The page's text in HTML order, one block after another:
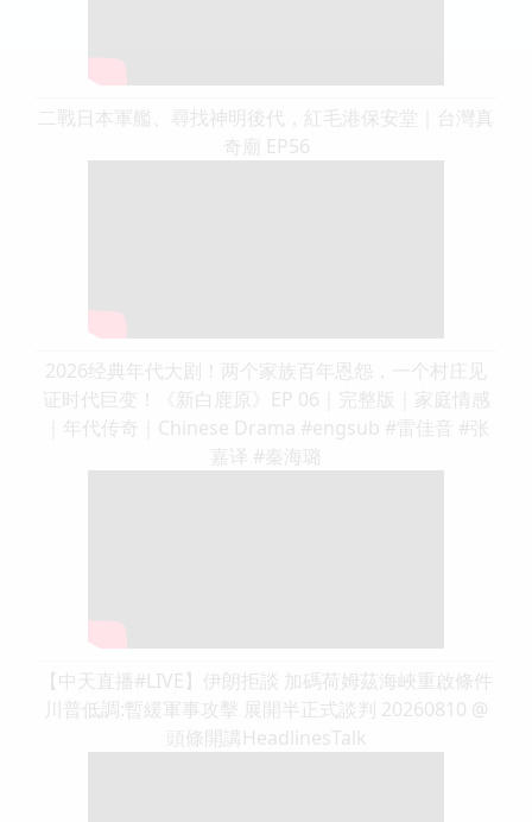
二戰日本軍艦、尋找神明後代，紅毛港保安堂｜台灣真
奇廟 EP56
2026经典年代大剧！两个家族百年恩怨，一个村庄见
证时代巨变！《新白鹿原》EP 06｜完整版｜家庭情感
｜年代传奇｜Chinese Drama #engsub #雷佳音 #张
嘉译 #秦海璐
【中天直播#LIVE】伊朗拒談 加碼荷姆茲海峽重啟條件
川普低調:暫緩軍事攻擊 展開半正式談判 20260810 @
頭條開講HeadlinesTalk